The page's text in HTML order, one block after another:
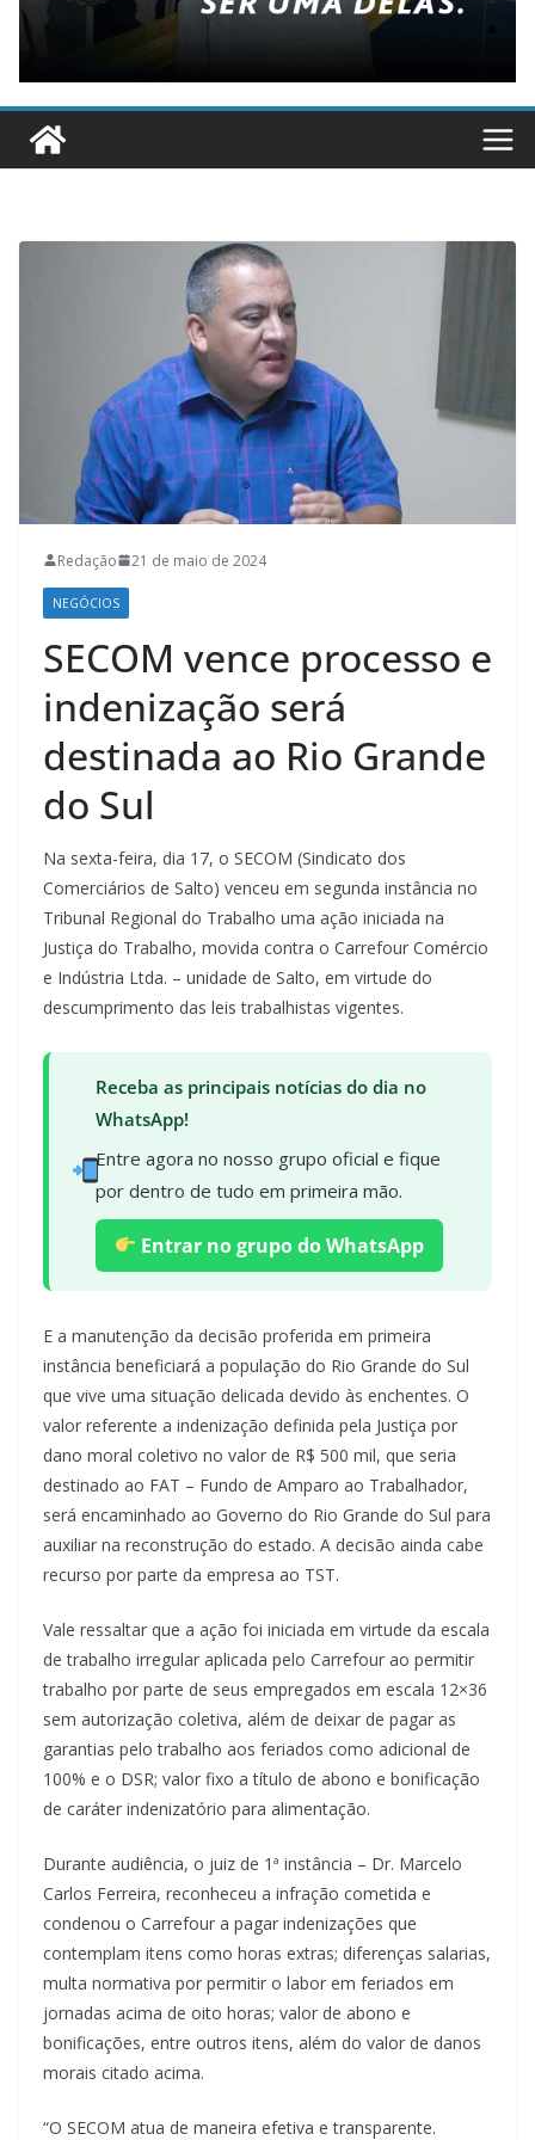
Redação 21 de maio de 2024
NEGÓCIOS
SECOM vence processo e
indenização será
destinada ao Rio Grande
do Sul
Na sexta-feira, dia 17, o SECOM (Sindicato dos
Comerciários de Salto) venceu em segunda instância no
Tribunal Regional do Trabalho uma ação iniciada na
Justiça do Trabalho, movida contra o Carrefour Comércio
e Indústria Ltda. – unidade de Salto, em virtude do
descumprimento das leis trabalhistas vigentes.
Receba as principais notícias do dia no
WhatsApp!
Entre agora no nosso grupo oficial e fique
por dentro de tudo em primeira mão.
Entrar no grupo do WhatsApp
E a manutenção da decisão proferida em primeira
instância beneficiará a população do Rio Grande do Sul
que vive uma situação delicada devido às enchentes. O
valor referente a indenização definida pela Justiça por
dano moral coletivo no valor de R$ 500 mil, que seria
destinado ao FAT – Fundo de Amparo ao Trabalhador,
será encaminhado ao Governo do Rio Grande do Sul para
auxiliar na reconstrução do estado. A decisão ainda cabe
recurso por parte da empresa ao TST.
Vale ressaltar que a ação foi iniciada em virtude da escala
de trabalho irregular aplicada pelo Carrefour ao permitir
trabalho por parte de seus empregados em escala 12×36
sem autorização coletiva, além de deixar de pagar as
garantias pelo trabalho aos feriados como adicional de
100% e o DSR; valor fixo a título de abono e bonificação
de caráter indenizatório para alimentação.
Durante audiência, o juiz de 1ª instância – Dr. Marcelo
Carlos Ferreira, reconheceu a infração cometida e
condenou o Carrefour a pagar indenizações que
contemplam itens como horas extras; diferenças salarias,
multa normativa por permitir o labor em feriados em
jornadas acima de oito horas; valor de abono e
bonificações, entre outros itens, além do valor de danos
morais citado acima.
“O SECOM atua de maneira efetiva e transparente.